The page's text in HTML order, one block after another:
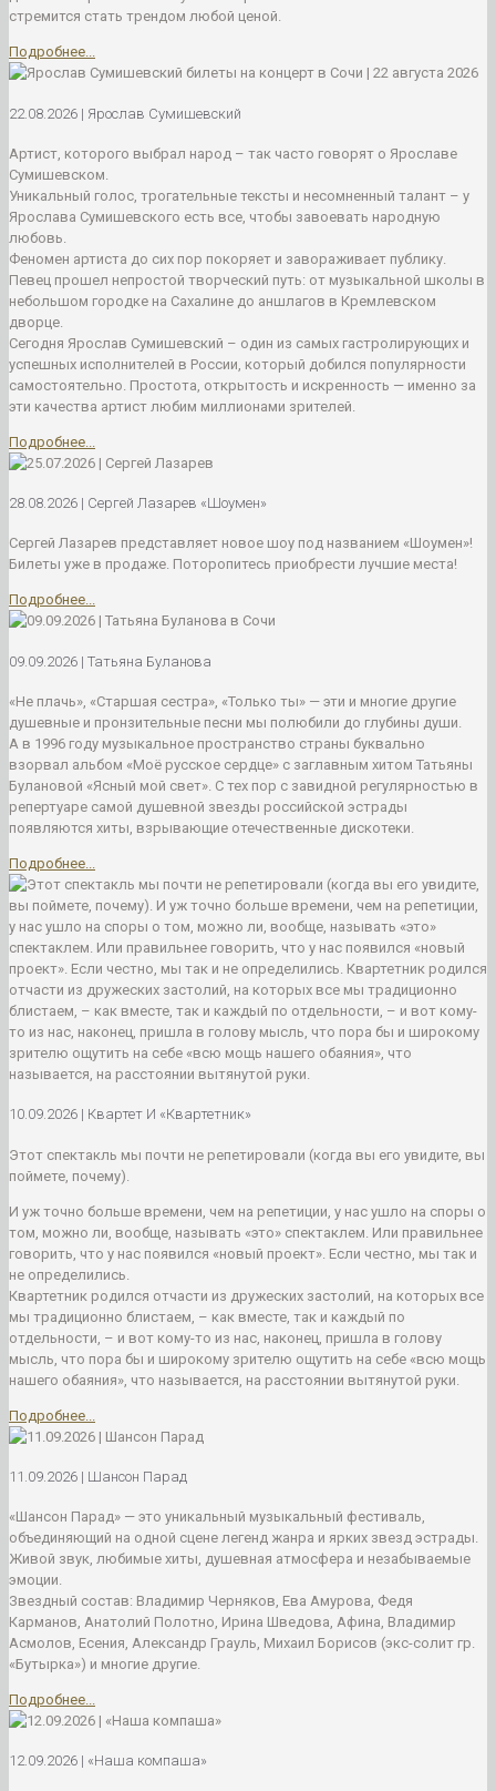
стремится стать трендом любой ценой.
Подробнее...
22.08.2026 | Ярослав Сумишевский
Артист, которого выбрал народ – так часто говорят о Ярославе
Сумишевском.
Уникальный голос, трогательные тексты и несомненный талант – у
Ярослава Сумишевского есть все, чтобы завоевать народную
любовь.
Феномен артиста до сих пор покоряет и завораживает публику.
Певец прошел непростой творческий путь: от музыкальной школы в
небольшом городке на Сахалине до аншлагов в Кремлевском
дворце.
Сегодня Ярослав Сумишевский – один из самых гастролирующих и
успешных исполнителей в России, который добился популярности
самостоятельно. Простота, открытость и искренность — именно за
эти качества артист любим миллионами зрителей.
Подробнее...
28.08.2026 | Сергей Лазарев «Шоумен»
Сергей Лазарев представляет новое шоу под названием «Шоумен»!
Билеты уже в продаже. Поторопитесь приобрести лучшие места!
Подробнее...
09.09.2026 | Татьяна Буланова
«Не плачь», «Старшая сестра», «Только ты» — эти и многие другие
душевные и пронзительные песни мы полюбили до глубины души.
А в 1996 году музыкальное пространство страны буквально
взорвал альбом «Моё русское сердце» с заглавным хитом Татьяны
Булановой «Ясный мой свет». С тех пор с завидной регулярностью в
репертуаре самой душевной звезды российской эстрады
появляются хиты, взрывающие отечественные дискотеки.
Подробнее...
10.09.2026 | Квартет И «Квартетник»
Этот спектакль мы почти не репетировали (когда вы его увидите, вы
поймете, почему).
И уж точно больше времени, чем на репетиции, у нас ушло на споры о
том, можно ли, вообще, называть «это» спектаклем. Или правильнее
говорить, что у нас появился «новый проект». Если честно, мы так и
не определились.
Квартетник родился отчасти из дружеских застолий, на которых все
мы традиционно блистаем, – как вместе, так и каждый по
отдельности, – и вот кому-то из нас, наконец, пришла в голову
мысль, что пора бы и широкому зрителю ощутить на себе «всю мощь
нашего обаяния», что называется, на расстоянии вытянутой руки.
Подробнее...
11.09.2026 | Шансон Парад
«Шансон Парад» — это уникальный музыкальный фестиваль,
объединяющий на одной сцене легенд жанра и ярких звезд эстрады.
Живой звук, любимые хиты, душевная атмосфера и незабываемые
эмоции.
Звездный состав: Владимир Черняков, Ева Амурова, Федя
Карманов, Анатолий Полотно, Ирина Шведова, Афина, Владимир
Асмолов, Есения, Александр Грауль, Михаил Борисов (экс-солит гр.
«Бутырка») и многие другие.
Подробнее...
12.09.2026 | «Наша компаша»